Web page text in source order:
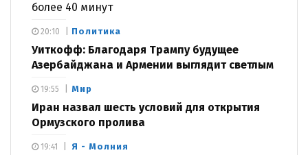
более 40 минут
Политика
Уиткофф: Благодаря Трампу будущее
Азербайджана и Армении выглядит светлым
20:10
Мир
Иран назвал шесть условий для открытия
Ормузского пролива
19:55
Я - Молния
19:41